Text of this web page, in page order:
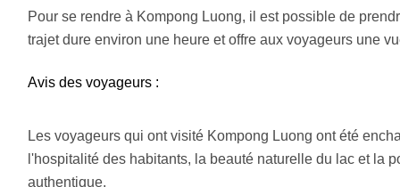
Pour se rendre à Kompong Luong, il est possible de
trajet dure environ une heure et offre aux voyageurs une
Avis des voyageurs :
Les voyageurs qui ont visité Kompong Luong ont été
l'hospitalité des habitants, la beauté naturelle du lac et la
authentique.